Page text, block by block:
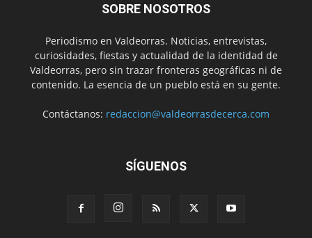
SOBRE NOSOTROS
Periodismo en Valdeorras. Noticias, entrevistas,
curiosidades, fiestas y actualidad de la identidad de
Valdeorras, pero sin trazar fronteras geográficas ni de
contenido. La esencia de un pueblo está en su gente.
Contáctanos: redaccion@valdeorrasdecerca.com
SÍGUENOS